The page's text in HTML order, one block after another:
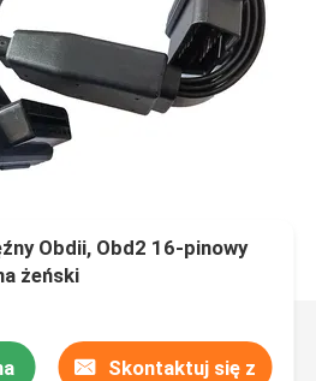
Obdii, Obd2 16-pinowy
żeński
Skontaktuj się z